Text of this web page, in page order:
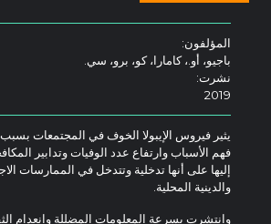
المؤلفون:
باجيو، أو.، كامارا، كو، برو، سي.
نشرت:
2019
يثير فيروس الإيبولا الخوف في المجتمعات
فهم الأسباب وارتفاع عدد الوفيات وتدابير
إليها على أنها تدخلية وتتدخل في الممارسات
والدينية المحلية.
وانتشرت بسرعة المعلومات المضللة وانعدام